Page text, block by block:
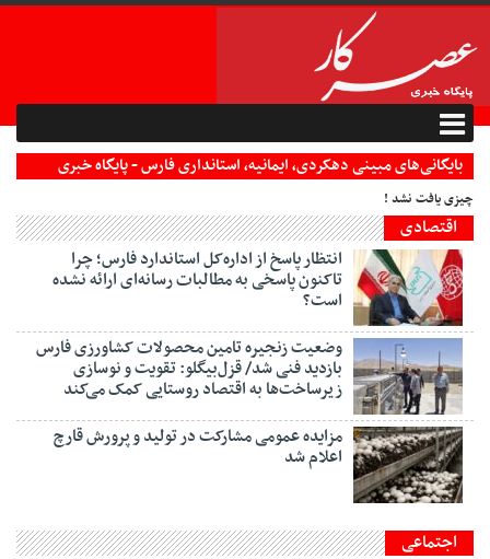
بایگانی‌های مبینی دهکردی، ایمانیه، استانداری فارس - پایگاه خبری
تحلیلی عصرکار
چیزی یافت نشد !
اقتصادی
انتظار پاسخ از اداره‌کل استاندارد فارس؛ چرا
تاکنون پاسخی به مطالبات رسانه‌ای ارائه نشده
است؟
وضعیت زنجیره تامین محصولات کشاورزی فارس
بازدید فنی شد/ قزل‌بیگلو: تقویت و نوسازی
زیرساخت‌ها به اقتصاد روستایی کمک می‌کند
مزایده عمومی مشارکت در تولید و پرورش قارچ
اعلام شد
اجتماعی